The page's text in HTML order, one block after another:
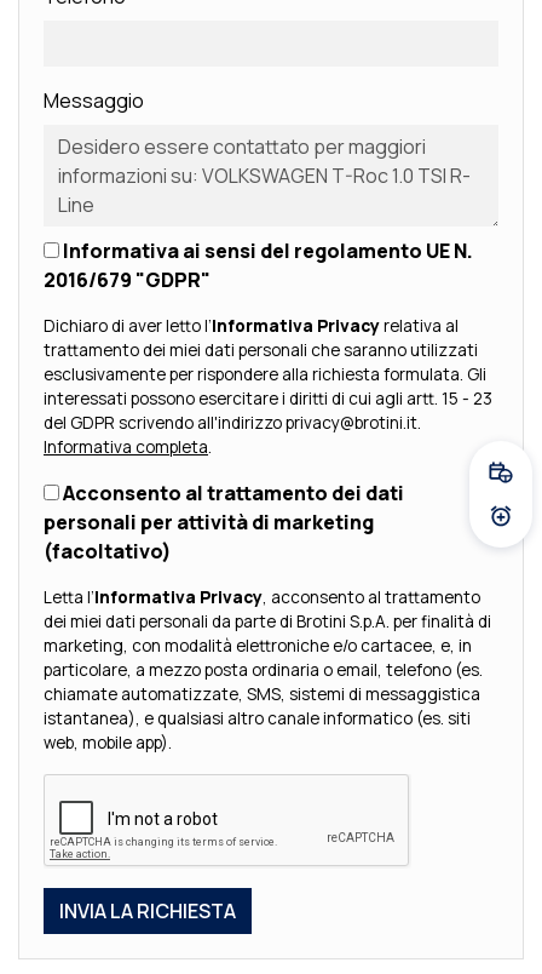
Messaggio
Informativa ai sensi del regolamento UE N.
2016/679 "GDPR"
Dichiaro di aver letto l’Informativa Privacyrelativa al
trattamento dei miei dati personali che saranno utilizzati
esclusivamente per rispondere alla richiesta formulata. Gli
interessati possono esercitare i diritti di cui agli artt. 15 - 23
del GDPR scrivendo all'indirizzo privacy@brotini.it.
Informativa completa.
Acconsento al trattamento dei dati
personali per attività di marketing
(facoltativo)
Letta l’Informativa Privacy, acconsento al trattamento
dei miei dati personali da parte di Brotini S.p.A. per finalità di
marketing, con modalità elettroniche e/o cartacee, e, in
particolare, a mezzo posta ordinaria o email, telefono (es.
chiamate automatizzate, SMS, sistemi di messaggistica
istantanea), e qualsiasi altro canale informatico (es. siti
web, mobile app).